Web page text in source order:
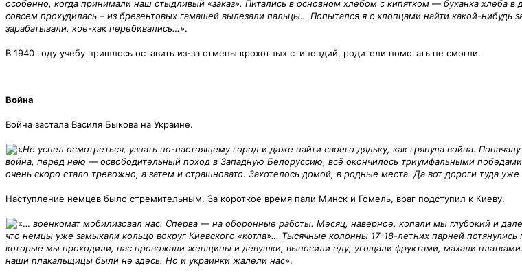
особенно, когда принимали наш стыдливый «заказ». Питались в основном хлебом с кипятком — буханка хлеба
совсем прохудилась – из брезентовых гамашей вылезали пальцы… Попытался я с хлопцами найти какой-
зарабатывали, кое-как перебивались…».
В 1940 году учебу пришлось оставить из-за отмены крохотных стипендий, родители помогать не смогли.
Война
Война застала Василя Быкова на Украине.
«Не успел осмотреться, узнать по-настоящему город и даже найти своего дядьку, как грянула война.
война, перед нею — освободительный поход в Западную Белоруссию, всё окончилось триумфальными
очень скоро стало тревожно, а затем и страшновато. Захотелось домой, в родные места. Да вот дороги туда
Наступление немцев было стремительным. За короткое время пали Минск и Гомель, враг подступил к Киеву.
«… военкомат мобилизовал нас. Сперва — на оборонные работы. Месяц, наверное, копали мы глубокий и
что немцы уже замыкали кольцо вокруг Киевского «котла»… Тысячные колонны 17-18-летних парней
которые мы проходили, нас провожали женщины и девушки, выносили еду, угощали фруктами, махали
наши плакальщицы были не здесь. Но и украинки жалели нас».